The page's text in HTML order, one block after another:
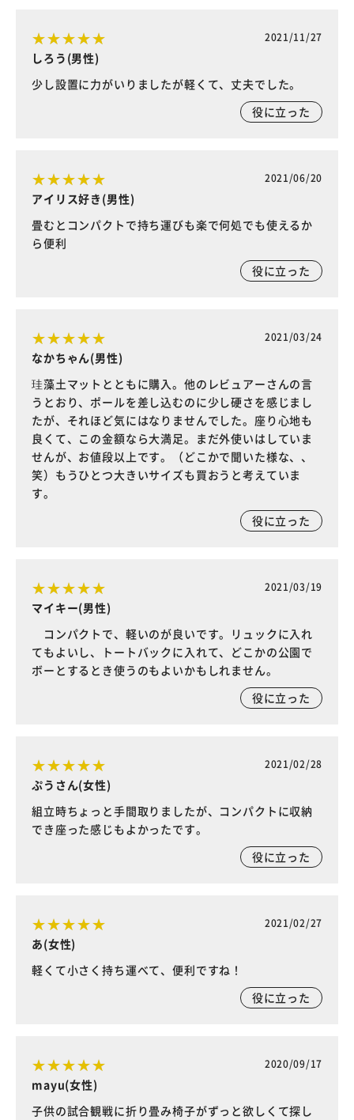
2021/11/27
しろう(男性)
少し設置に力がいりましたが軽くて、丈夫でした。
役に立った
2021/06/20
アイリス好き(男性)
畳むとコンパクトで持ち運びも楽で何処でも使えるか
ら便利
役に立った
2021/03/24
なかちゃん(男性)
珪藻土マットとともに購入。他のレビュアーさんの言
うとおり、ポールを差し込むのに少し硬さを感じまし
たが、それほど気にはなりませんでした。座り心地も
良くて、この金額なら大満足。まだ外使いはしていま
せんが、お値段以上です。（どこかで聞いた様な、、
笑）もうひとつ大きいサイズも買おうと考えていま
す。
役に立った
2021/03/19
マイキー(男性)
コンパクトで、軽いのが良いです。リュックに入れ
てもよいし、トートバックに入れて、どこかの公園で
ボーとするとき使うのもよいかもしれません。
役に立った
2021/02/28
ぷうさん(女性)
組立時ちょっと手間取りましたが、コンパクトに収納
でき座った感じもよかったです。
役に立った
2021/02/27
あ(女性)
軽くて小さく持ち運べて、便利ですね！
役に立った
2020/09/17
mayu(女性)
子供の試合観戦に折り畳み椅子がずっと欲しくて探し